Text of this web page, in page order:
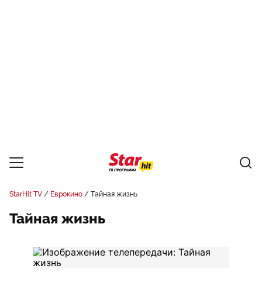
StarHit TV Еврокино Тайная жизнь
Тайная жизнь